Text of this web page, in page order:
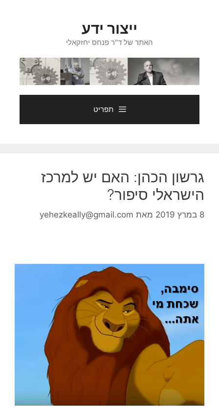
ייצור ידע
האתר של ד"ר פנחס יחזקאלי
תפריט
גרשון הכהן: האם יש למרכז
הישראלי סיפור?
8 במרץ 2019 מאת yehezkeally@gmail.com